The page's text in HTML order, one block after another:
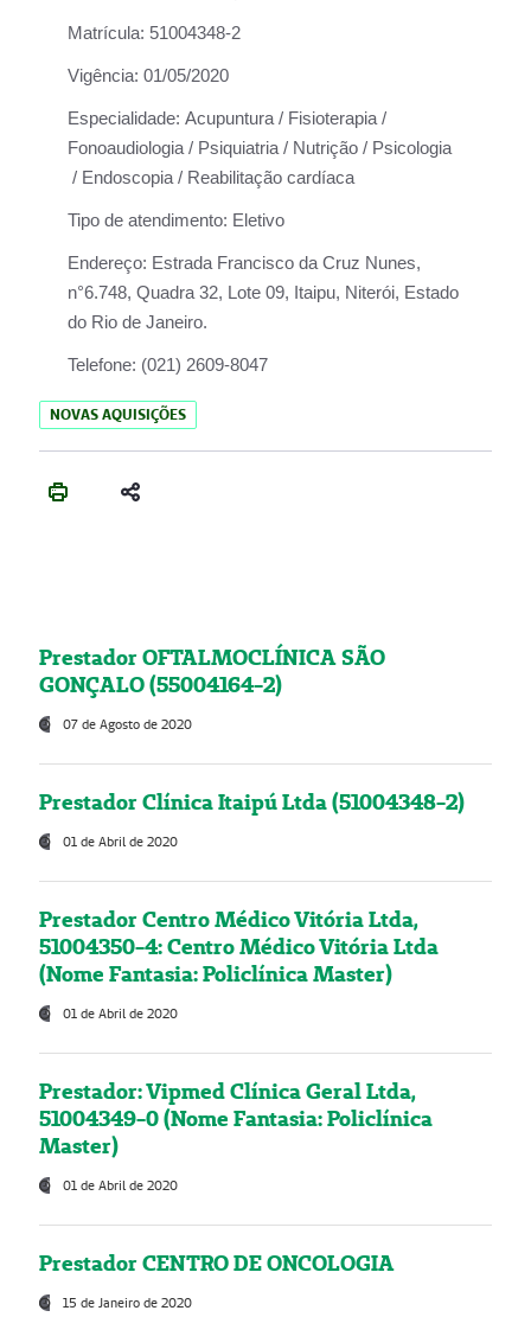
Matrícula: 51004348-2
Vigência: 01/05/2020
Especialidade: Acupuntura / Fisioterapia /
Fonoaudiologia / Psiquiatria / Nutrição / Psicologia
/ Endoscopia / Reabilitação cardíaca
Tipo de atendimento: Eletivo
Endereço: Estrada Francisco da Cruz Nunes,
n°6.748, Quadra 32, Lote 09, Itaipu, Niterói, Estado
do Rio de Janeiro.
Telefone: (021) 2609-8047
NOVAS AQUISIÇÕES
Prestador OFTALMOCLÍNICA SÃO
GONÇALO (55004164-2)
07 de Agosto de 2020
Prestador Clínica Itaipú Ltda (51004348-2)
01 de Abril de 2020
Prestador Centro Médico Vitória Ltda,
51004350-4: Centro Médico Vitória Ltda
(Nome Fantasia: Policlínica Master)
01 de Abril de 2020
Prestador: Vipmed Clínica Geral Ltda,
51004349-0 (Nome Fantasia: Policlínica
Master)
01 de Abril de 2020
Prestador CENTRO DE ONCOLOGIA
15 de Janeiro de 2020